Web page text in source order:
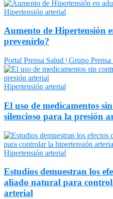
Hipertensión arterial
Aumento de Hipertensión
prevenirlo?
Portal Prensa Salud | Grupo
Hipertensión arterial
El uso de medicamentos
silencioso para la presión
Hipertensión arterial
Estudios demuestran los
aliado natural para
arterial